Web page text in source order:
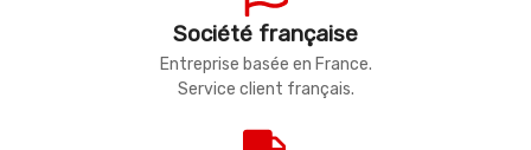
Société française
Entreprise basée en France.
Service client français.